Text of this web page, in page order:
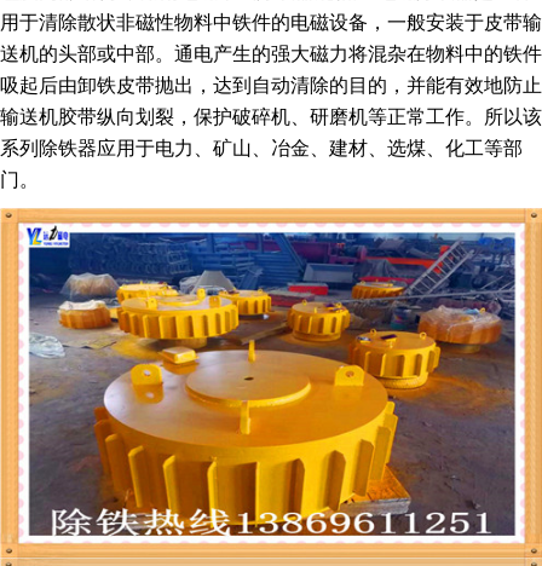
用于清除散状非磁性物料中铁件的电磁设备，一般安装于皮带输
送机的头部或中部。通电产生的强大磁力将混杂在物料中的铁件
吸起后由卸铁皮带抛出，达到自动清除的目的，并能有效地防止
输送机胶带纵向划裂，保护破碎机、研磨机等正常工作。所以该
系列除铁器应用于电力、矿山、冶金、建材、选煤、化工等部
门。